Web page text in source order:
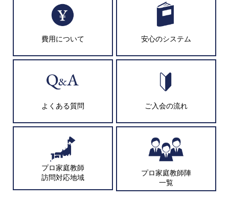
費用について 安心のシステム
よくある質問 ご入会の流れ
プロ家庭教師
訪問対応地域
プロ家庭教師陣
一覧